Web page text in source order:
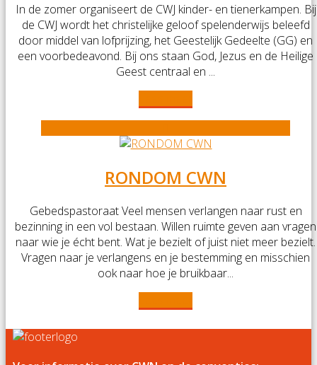
In de zomer organiseert de CWJ kinder- en tienerkampen. Bij
de CWJ wordt het christelijke geloof spelenderwijs beleefd
door middel van lofprijzing, het Geestelijk Gedeelte (GG) en
een voorbedeavond. Bij ons staan God, Jezus en de Heilige
Geest centraal en ...
RONDOM CWN
Gebedspastoraat Veel mensen verlangen naar rust en
bezinning in een vol bestaan. Willen ruimte geven aan vragen
naar wie je écht bent. Wat je bezielt of juist niet meer bezielt.
Vragen naar je verlangens en je bestemming en misschien
ook naar hoe je bruikbaar...